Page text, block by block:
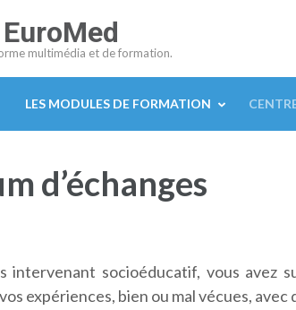
multimédia et de formation.
LES MODULES DE FORMATION
d’échanges
intervenant socioéducatif, vous avez
expériences, bien ou mal vécues,